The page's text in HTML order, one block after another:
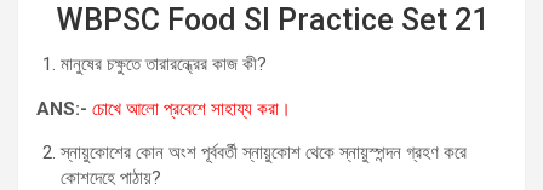
WBPSC Food SI Practice Set 21
মানুষের চক্ষুতে তারারন্ধ্রের কাজ কী?
ANS:- চোখে আলো প্রবেশে সাহায্য করা।
স্নায়ুকোশের কোন অংশ পূর্ববর্তী স্নায়ুকোশ থেকে স্নায়ুস্পন্দন গ্রহণ করে
কোশদেহে পাঠায়?